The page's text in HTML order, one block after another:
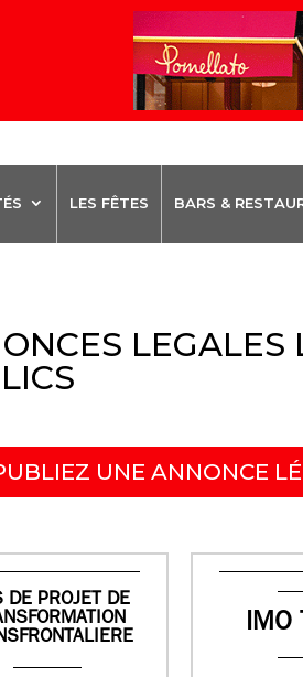
LES FÊTES BARS &
LEGALES
UNE ANNONCE
DE PROJET DE
IMO